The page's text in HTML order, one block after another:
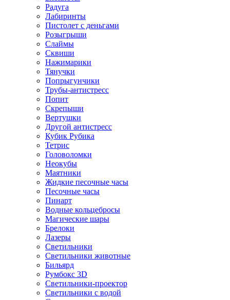
Радуга
Лабиринты
Пистолет с деньгами
Розыгрыши
Слаймы
Сквиши
Нажимарики
Тянучки
Попрыгунчики
Трубы-антистресс
Попит
Скрепыши
Вертушки
Другой антистресс
Кубик Рубика
Тетрис
Головоломки
Неокубы
Маятники
Жидкие песочные часы
Песочные часы
Пинарт
Водные кольцебросы
Магические шары
Брелоки
Лазеры
Светильники
Светильники животные
Бильярд
Румбокс 3D
Светильники-проектор
Светильники с водой